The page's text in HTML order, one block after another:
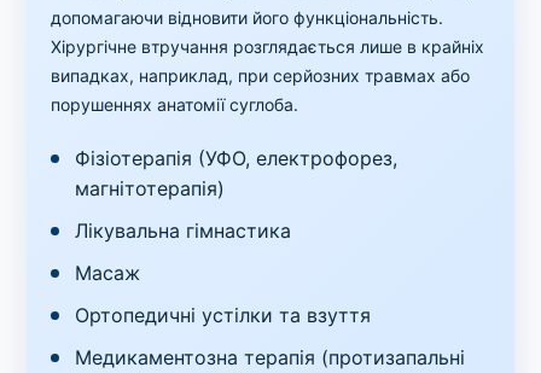
допомагаючи відновити його функціональність.
Хірургічне втручання розглядається лише в крайніх
випадках, наприклад, при серйозних травмах або
порушеннях анатомії суглоба.
Фізіотерапія (УФО, електрофорез,
магнітотерапія)
Лікувальна гімнастика
Масаж
Ортопедичні устілки та взуття
Медикаментозна терапія (протизапальні